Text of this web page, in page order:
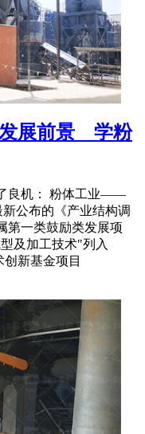
展前景 _ 学粉
良机： 粉体工业——
公布的《产业结构调
第一类鼓励类发展项
及加工技术"列入
创新基金项目